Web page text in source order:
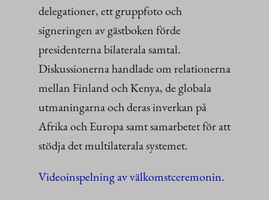
delegationer, ett gruppfoto och
signeringen av gästboken förde
presidenterna bilaterala samtal.
Diskussionerna handlade om relationerna
mellan Finland och Kenya, de globala
utmaningarna och deras inverkan på
Afrika och Europa samt samarbetet för att
stödja det multilaterala systemet.
Videoinspelning av välkomstceremonin.